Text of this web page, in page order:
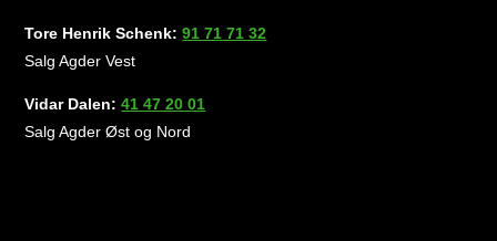
Tore Henrik Schenk:91 71 71 32
Salg Agder Vest
Vidar Dalen:41 47 20 01
Salg Agder Øst og Nord